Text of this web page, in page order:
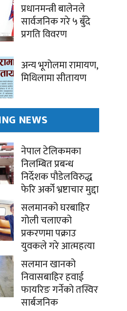
प्रधानमन्त्री बालेनले
सार्वजनिक गरे ५ बुँदे
प्रगति विवरण
अन्य भूगोलमा रामायण,
मिथिलामा सीतायण
NEWS
नेपाल टेलिकमका
निलम्बित प्रबन्ध
निर्देशक पौडेलविरुद्ध
फेरि अर्को भ्रष्टाचार मुद्दा
सलमानको घरबाहिर
गोली चलाएको
प्रकरणमा पक्राउ
युवकले गरे आत्महत्या
सलमान खानको
निवासबाहिर हवाई
फायरिङ गर्नेको तस्विर
सार्बजनिक